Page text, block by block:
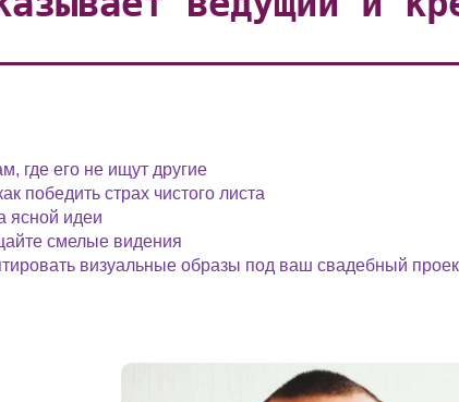
где его не ищут другие
победить страх чистого листа
ясной идеи
смелые видения
визуальные образы под ваш свадебный